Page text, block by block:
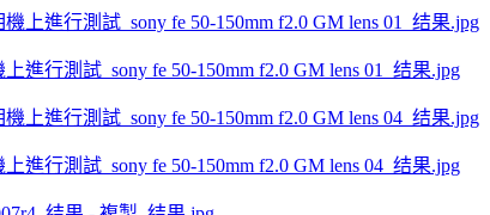
進行測試_sony fe 50-150mm f2.0 GM lens 01_结果.jpg
進行測試_sony fe 50-150mm f2.0 GM lens 04_结果.jpg